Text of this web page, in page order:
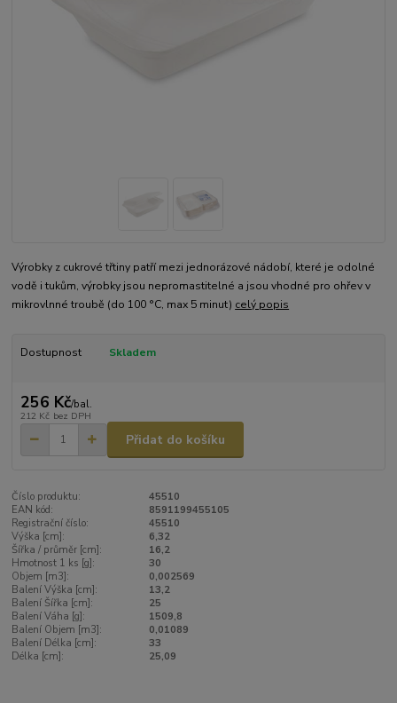
Výrobky z cukrové třtiny patří mezi jednorázové nádobí, které je odolné
vodě i tukům, výrobky jsou nepromastitelné a jsou vhodné pro ohřev v
mikrovlnné troubě (do 100 °C, max 5 minut) celý popis
Dostupnost Skladem
256 Kč/bal.
212 Kč bez DPH
Přidat do košíku
Číslo produktu:
45510
EAN kód:
8591199455105
Registrační číslo:
45510
Výška [cm]:
6,32
Šířka / průměr [cm]:
16,2
Hmotnost 1 ks [g]:
30
Objem [m3]:
0,002569
Balení Výška [cm]:
13,2
Balení Šířka [cm]:
25
Balení Váha [g]:
1509,8
Balení Objem [m3]:
0,01089
Balení Délka [cm]:
33
Délka [cm]:
25,09